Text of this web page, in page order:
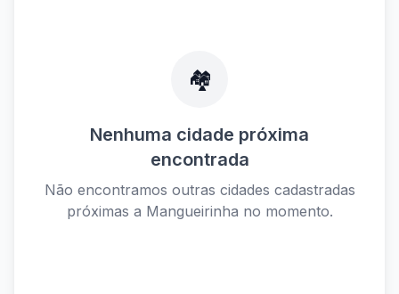
🏘️
Nenhuma cidade próxima
encontrada
Não encontramos outras cidades cadastradas
próximas a Mangueirinha no momento.